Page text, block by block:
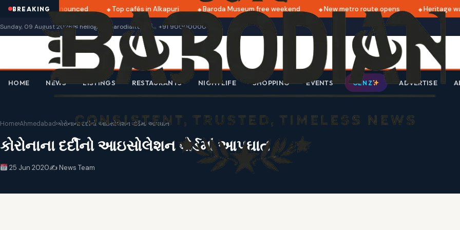
BREAKING
2025 dates announced Top cafés in Alkapuri Baroda Museum free weekend New metro route opens Heritage
Sunday, 09 August 2026✉ hello@thebarodian.com +91 9000000000
HOME NEWS LISTINGS RESTAURANTS NIGHTLIFE SHOPPING EVENTS GEN Z ADVERTISE
Home›Ahmedabad›કોરોનાના દર્દીનો આઇસોલેશન વોર્ડમાં આપઘાત
કોરોનાના દર્દીનો આઇસોલેશન વોર્ડમાં આપઘાત
25 Jun 2020✍️ News Team